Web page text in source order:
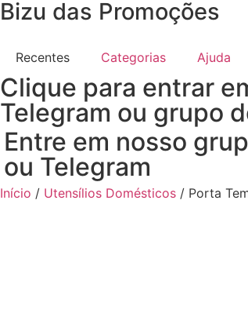
Bizu das Promoções
Recentes Categorias Ajuda
Clique para entrar
Telegram ou grupo
Entre em nosso
ou Telegram
Início / Utensílios Domésticos / Porta